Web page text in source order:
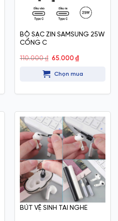
BỘ SẠC ZIN SAMSUNG 25W
CỔNG C
110.000₫ Giá
là:
110.000 ₫.
65.000 ₫Giá
là:
Chọn mua
BÚT VỆ SINH TAI NGHE